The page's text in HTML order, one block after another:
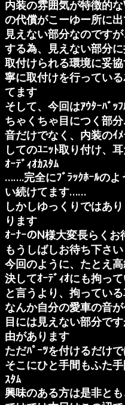
内装の雰囲気が特徴的
の代償がこーゆー所に
見えない部分なのです
する為、見えない部分に
取付けられる環境に妥
寧に取付けを行ってい
てます
そして、今回はｱｳﾀｰﾊﾞｯ
ちゃくちゃ目につく部
音だけでなく、内装のｲﾒ
してのﾕﾆｯﾄ取り付け、
ｵｰﾃﾞｨｵｶｽﾀﾑ
…….完全にﾌﾞﾗｯｸﾎｰﾙのよ
い続けてます……
しかしゆっくりではあ
ります
ｵｰﾅｰのN様大変長らく
もうしばしお待ち下さい
今回のように、たとえ
決してｵｰﾃﾞｨｵにも拘っ
と言うより、拘ってい
なんか自分の愛車の音
目には見えない部分で
由があります
ただﾊﾟｰﾂを付けるだけ
そこにひと手間もふた
ｽﾀﾑ
興味のある方は是非と